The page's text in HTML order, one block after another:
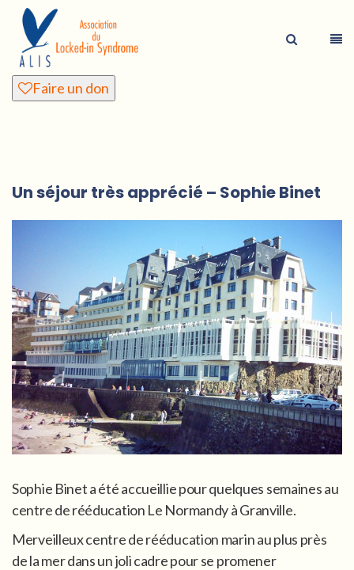
Faire un don
Un séjour très apprécié – Sophie Binet
Sophie Binet a été accueillie pour quelques semaines au
centre de rééducation Le Normandy à Granville.
Merveilleux centre de rééducation marin au plus près
de la mer dans un joli cadre pour se promener